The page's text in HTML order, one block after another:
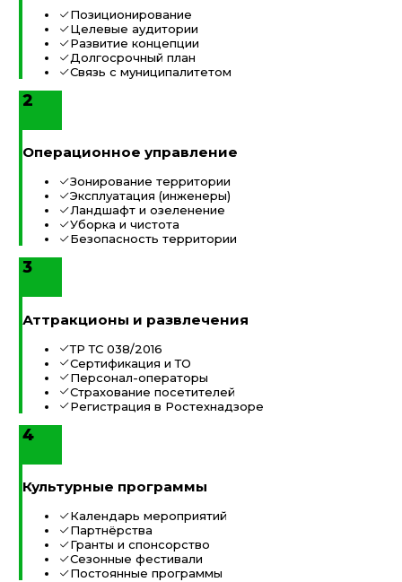
Позиционирование
Целевые аудитории
Развитие концепции
Долгосрочный план
Связь с муниципалитетом
2
Операционное управление
Зонирование территории
Эксплуатация (инженеры)
Ландшафт и озеленение
Уборка и чистота
Безопасность территории
3
Аттракционы и развлечения
ТР ТС 038/2016
Сертификация и ТО
Персонал-операторы
Страхование посетителей
Регистрация в Ростехнадзоре
4
Культурные программы
Календарь мероприятий
Партнёрства
Гранты и спонсорство
Сезонные фестивали
Постоянные программы